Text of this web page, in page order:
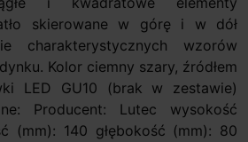
skierowane w górę i w dół
charakterystycznych wzorów
Kolor ciemny szary, źródłem
LED GU10 (brak w zestawie)
Producent: Lutec wysokość
(mm): 140 głębokość (mm): 80